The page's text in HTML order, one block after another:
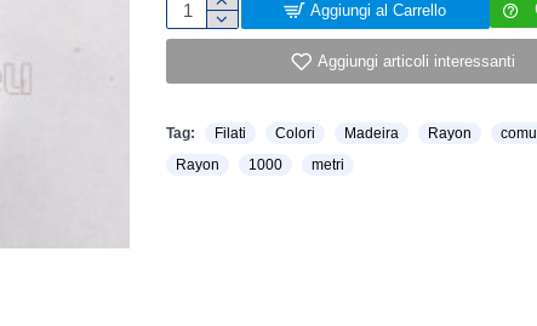
Aggiungi al Carrello
Aggiungi articoli interessanti
Tag: Filati Colori Madeira Rayon
Rayon
1000 metri